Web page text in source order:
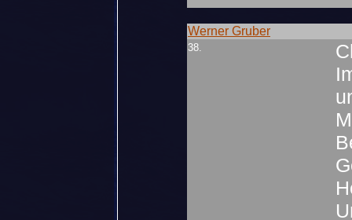
Werner Gruber
38.